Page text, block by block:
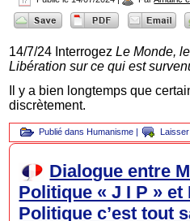
14/7/24 InterrogezLe Monde,
Libération sur ce qui est
Il y a bien longtemps que
discrètement.
Publié dans Humanisme |
Dialogue entre
Politique « J I P » et
Politique c’est tout